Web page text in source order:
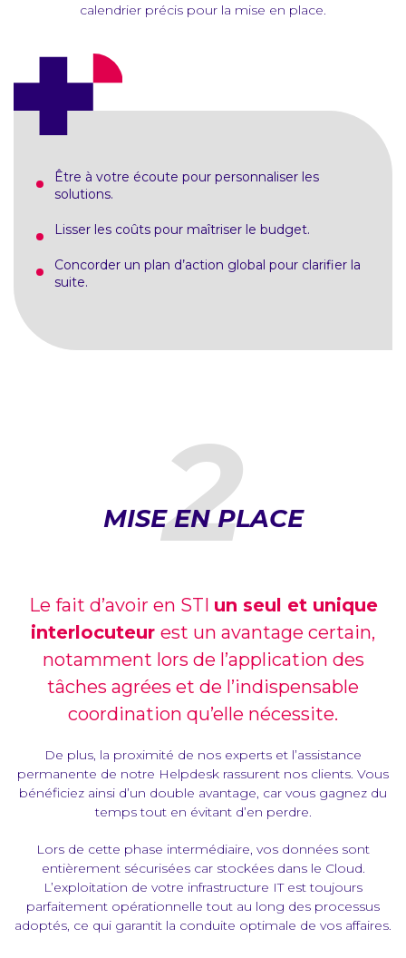
calendrier précis pour la mise en place.
Être à votre écoute pour personnaliser les
solutions.
Lisser les coûts pour maîtriser le budget.
Concorder un plan d’action global pour clarifier la
suite.
2
MISE EN PLACE
Le fait d’avoir en STI un seul et unique
interlocuteur est un avantage certain,
notamment lors de l’application des
tâches agrées et de l’indispensable
coordination qu’elle nécessite.
De plus, la proximité de nos experts et l’assistance
permanente de notre Helpdesk rassurent nos clients. Vous
bénéficiez ainsi d’un double avantage, car vous gagnez du
temps tout en évitant d’en perdre.
Lors de cette phase intermédiaire, vos données sont
entièrement sécurisées car stockées dans le Cloud.
L’exploitation de votre infrastructure IT est toujours
parfaitement opérationnelle tout au long des processus
adoptés, ce qui garantit la conduite optimale de vos affaires.